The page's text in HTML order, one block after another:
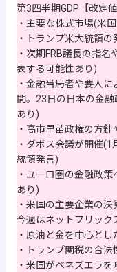
第3四半期GDP【改定
・主要な株式市場(米
・トランプ米大統領
・次期FRB議長の指
表する可能性あり)
・金融当局者や要人
間。23日の日本の金
あり)
・高市早苗政権の方針
・ダボス会議が開催
統領発言)
・ユーロ圏の金融政
あり)
・米国の主要企業の
今週はネットフリック
・原油と金を中心と
・トランプ関税の合
・米国がベネズエラ